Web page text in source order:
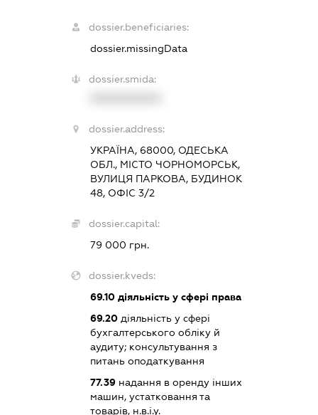
dossier.beneficiaries:
dossier.missingData
dossier.smida:
dossier.address:
УКРАЇНА, 68000, ОДЕСЬКА
ОБЛ., МІСТО ЧОРНОМОРСЬК,
ВУЛИЦЯ ПАРКОВА, БУДИНОК
48, ОФІС 3/2
dossier.capital:
79 000 грн.
dossier.kveds:
69.10 діяльність у сфері права
69.20 діяльність у сфері
бухгалтерського обліку й
аудиту; консультування з
питань оподаткування
77.39 надання в оренду інших
машин, устатковання та
товарів, н.в.і.у.